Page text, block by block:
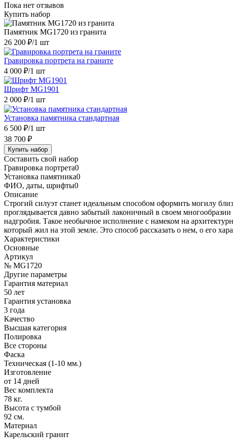
Пока нет отзывов
Купить набор
Памятник MG1720 из гранита
26 200 ₽/1 шт
Гравировка портрета на граните
4 000 ₽/1 шт
Шрифт MG1901
2 000 ₽/1 шт
Установка памятника стандартная
6 500 ₽/1 шт
38 700 ₽
Купить набор
Составить свой набор
Гравировка портрета0
Установка памятника0
ФИО, даты, шрифты0
Описание
Строгий силуэт станет идеальным способом оформить могилу
проглядывается давно забытый лаконичный в своем
надгробия. Такое необычное исполнение с намеком на
который жил на этой земле. Это способ рассказать о нем, о его
Характеристики
Основные
Артикул
№ MG1720
Другие параметры
Гарантия материал
50 лет
Гарантия установка
3 года
Качество
Высшая категория
Полировка
Все стороны
Фаска
Техническая (1-10 мм.)
Изготовление
от 14 дней
Вес комплекта
78 кг.
Высота с тумбой
92 см.
Материал
Карельский гранит